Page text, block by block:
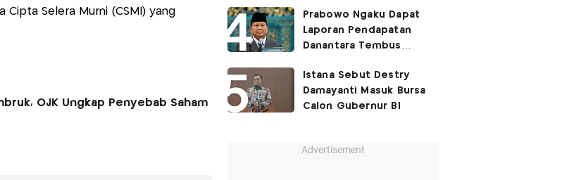
Cipta Selera Murni (CSMI) yang
OJK Ungkap Penyebab Saham
Prabowo Ngaku Dapat
Laporan Pendapatan
Danantara Tembus
Istana Sebut Destry
Damayanti Masuk Bursa
Calon Gubernur BI
Advertisement